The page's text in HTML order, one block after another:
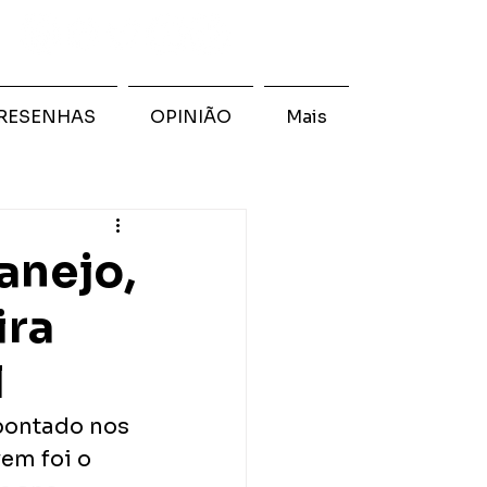
nos
foi o
OPINIÃO Mais